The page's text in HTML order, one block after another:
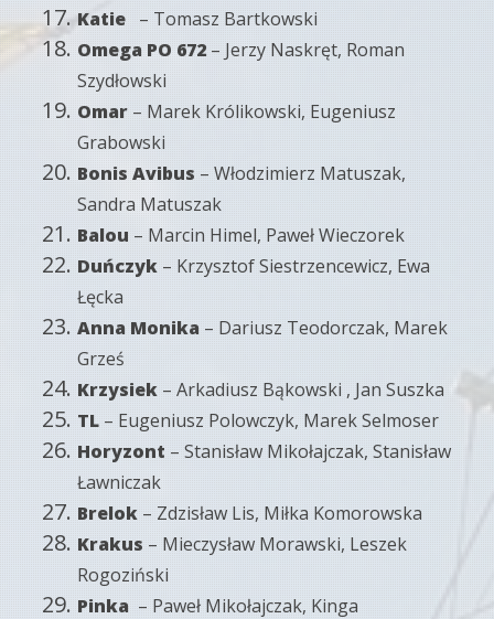
Katie – Tomasz Bartkowski
Omega PO 672 – Jerzy Naskręt, Roman
Szydłowski
Omar – Marek Królikowski, Eugeniusz
Grabowski
Bonis Avibus – Włodzimierz Matuszak,
Sandra Matuszak
Balou – Marcin Himel, Paweł Wieczorek
Duńczyk – Krzysztof Siestrzencewicz, Ewa
Łęcka
Anna Monika – Dariusz Teodorczak, Marek
Grześ
Krzysiek – Arkadiusz Bąkowski , Jan Suszka
TL – Eugeniusz Polowczyk, Marek Selmoser
Horyzont – Stanisław Mikołajczak, Stanisław
Ławniczak
Brelok – Zdzisław Lis, Miłka Komorowska
Krakus – Mieczysław Morawski, Leszek
Rogoziński
Pinka – Paweł Mikołajczak, Kinga